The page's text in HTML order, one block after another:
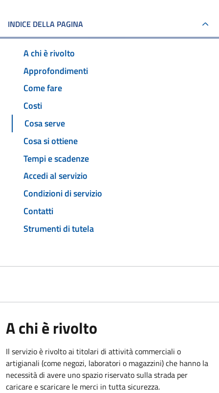
INDICE DELLA PAGINA
A chi è rivolto
Approfondimenti
Come fare
Costi
Cosa serve
Cosa si ottiene
Tempi e scadenze
Accedi al servizio
Condizioni di servizio
Contatti
Strumenti di tutela
A chi è rivolto
Il servizio è rivolto ai titolari di attività commerciali o
artigianali (come negozi, laboratori o magazzini) che hanno la
necessità di avere uno spazio riservato sulla strada per
caricare e scaricare le merci in tutta sicurezza.